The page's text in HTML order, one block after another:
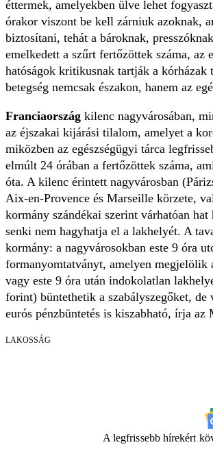
éttermek, amelyekben ülve lehet
órakor viszont be kell zárniuk azoknak,
biztosítani, tehát a bároknak,
emelkedett a szűrt fertőzöttek száma, az
hatóságok kritikusnak tartják a kórházak
betegség nemcsak északon, hanem az
Franciaország kilenc nagyvárosában,
az éjszakai kijárási tilalom, amelyet a
miközben az egészségügyi tárca
elmúlt 24 órában a fertőzöttek száma,
óta. A kilenc érintett nagyvárosban
Aix-en-Provence és Marseille körzete,
kormány szándékai szerint várhatóan
senki nem hagyhatja el a lakhelyét. A
kormány: a nagyvárosokban este 9 óra
formanyomtatványt, amelyen megjelölik
vagy este 9 óra után indokolatlan
forint) büntethetik a szabályszegőket, de
eurós pénzbüntetés is kiszabható, írja az
LAKOSSÁG
A legfrissebb hírekért